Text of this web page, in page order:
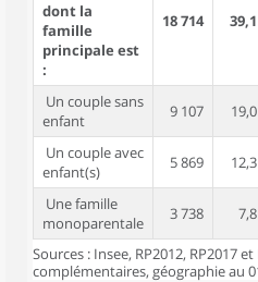
dont la
famille
principale est
:
18 714 39,1
Un couple sans
enfant
9 107 19,0
Un couple avec
enfant(s)
5 869 12,3
Une famille
monoparentale
3 738 7,8
Sources : Insee, RP2012, RP2017
complémentaires, géographie au